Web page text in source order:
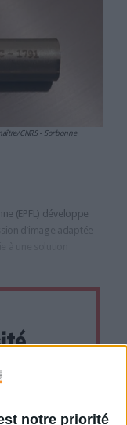
notre priorité
CNRS - Sorbonne
(EPFL) développe
d’image adaptée